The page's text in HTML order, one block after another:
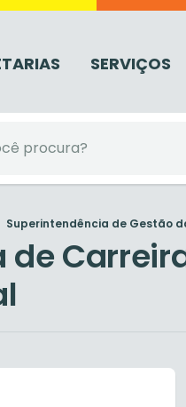
SERVIÇOS
Superintendência de Gestão
de